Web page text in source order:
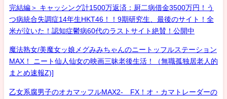
完結編＞ キャッシング計1500万返済：厨二病借金3500万円！う
つ病統合失調症14年生HKT46！！9期研究生、最後のサイト！全
米が泣いた！認知症鬱病60代のラストサイト絶賛！公開中
魔法熟女/美魔女ッ娘メグみみちゃんのニートッフルステーション
MAX！ ニート仙人仙女の映画三昧老後生活！（無職孤独居老人的
まとめ速報Z)]
乙女系腐男子のオカマッフルMAX2- FX！オ・カマトレーダーの